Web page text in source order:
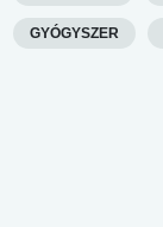
GYÓGYSZER